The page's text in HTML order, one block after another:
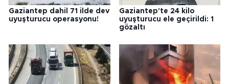
Gaziantep dahil 71 ilde dev
uyuşturucu operasyonu!
Gaziantep'te 24 kilo
uyuşturucu ele geçirildi: 1
gözaltı